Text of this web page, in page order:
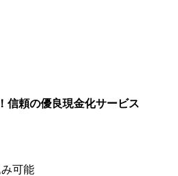
信頼の優良現金化サービス
可能